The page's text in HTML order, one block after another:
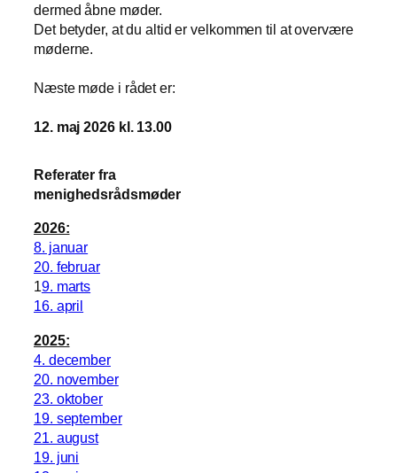
dermed åbne møder.
Det betyder, at du altid er velkommen til at overvære
møderne.
Næste møde i rådet er:
12. maj 2026 kl. 13.00
Referater fra
menighedsrådsmøder
2026:
8. januar
20. februar
19. marts
16. april
2025:
4. december
20. november
23. oktober
19. september
21. august
19. juni